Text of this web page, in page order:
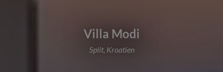
Villa Modi
Split, Kroatien